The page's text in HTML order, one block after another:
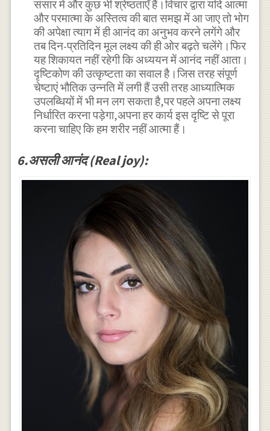
संसार में और कुछ भी श्रेष्ठताएँ हैं।विचार द्वारा यदि आत्मा
और परमात्मा के अस्तित्व की बात समझ में आ जाए तो भोग
की अपेक्षा त्याग में ही आनंद का अनुभव करने लगेंगे और
तब दिन-प्रतिदिन मूल लक्ष्य की ही ओर बढ़ते चलेंगे।फिर
यह शिकायत नहीं रहेगी कि अध्ययन में आनंद नहीं आता।
दृष्टिकोण की उत्कृष्टता का सवाल है।जिस तरह संपूर्ण
चेष्टाएं भौतिक उन्नति में लगी हैं उसी तरह आध्यात्मिक
उपलब्धियों में भी मन लग सकता है,पर पहले अपना लक्ष्य
निर्धारित करना पड़ेगा,अपना हर कार्य इस दृष्टि से पूरा
करना चाहिए कि हम शरीर नहीं आत्मा हैं।
6.असली आनंद (Real joy):